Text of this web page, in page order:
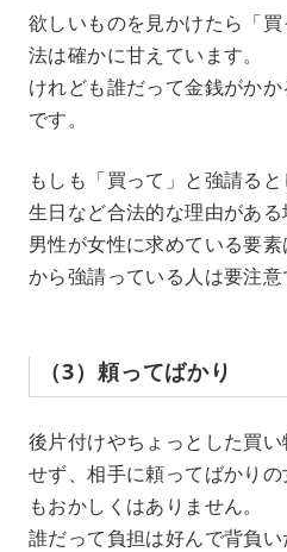
欲しいものを見かけたら「
法は確かに甘えています。
けれども誰だって金銭がか
です。
もしも「買って」と強請る
生日など合法的な理由がある
男性が女性に求めている要
から強請っている人は要注意
（3）頼ってばかり
後片付けやちょっとした買
せず、相手に頼ってばかり
もおかしくはありません。
誰だって負担は好んで背負